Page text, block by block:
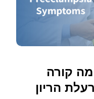
מה קורה
הריון